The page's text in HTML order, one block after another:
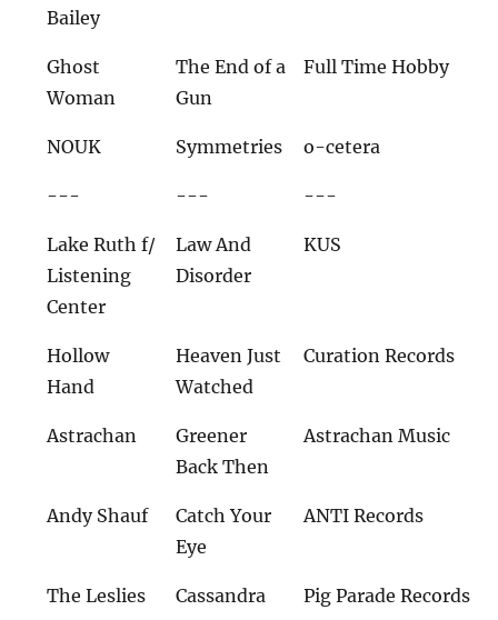
Bailey
Ghost
Woman
The End of a
Gun
Full Time Hobby
NOUK Symmetries o-cetera
--- --- ---
Lake Ruth f/
Listening
Center
Law And
Disorder
KUS
Hollow
Hand
Heaven Just
Watched
Curation Records
Astrachan
Greener
Back Then
Astrachan Music
Andy Shauf
Catch Your
Eye
ANTI Records
The Leslies Cassandra Pig Parade Records